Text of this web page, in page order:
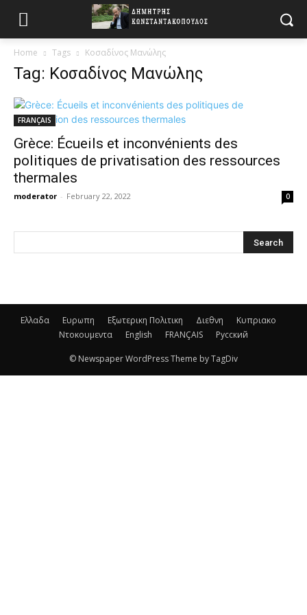
Home Tags Κοσαδίνος Μανώλης
Tag: Κοσαδίνος Μανώλης
FRANÇAIS
Grèce: Écueils et inconvénients des
politiques de privatisation des ressources
thermales
moderator - February 22, 2022 0
Ελλαδα Ευρωπη Εξωτερικη Πολιτικη Διεθνη
Κυπριακο
Ντοκουμεντα
English FRANÇAIS Русский
© Newspaper WordPress Theme by TagDiv